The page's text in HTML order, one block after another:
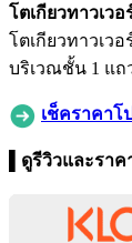
โตเกียวทาวเวอ
โตเกียวทาวเว
บริเวณชั้น 1 แถ
เช็คราคาโ
▌ดูรีวิวและรา